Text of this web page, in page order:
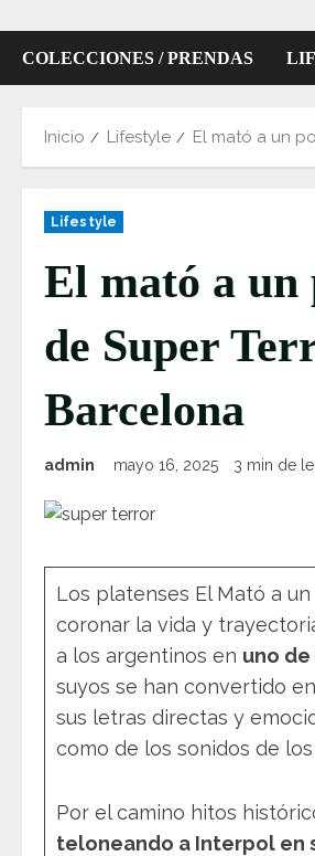
COLECCIONES / PRENDAS
Inicio Lifestyle El mató a un
Lifestyle
El mató a
de Super
Barcelona
admin mayo 16, 2025 3 min de
Los platenses El Mató a
coronar la vida y
a los argentinos en uno
suyos se han convertido
sus letras directas y
como de los sonidos de los
Por el camino hitos
teloneando a Interpol en